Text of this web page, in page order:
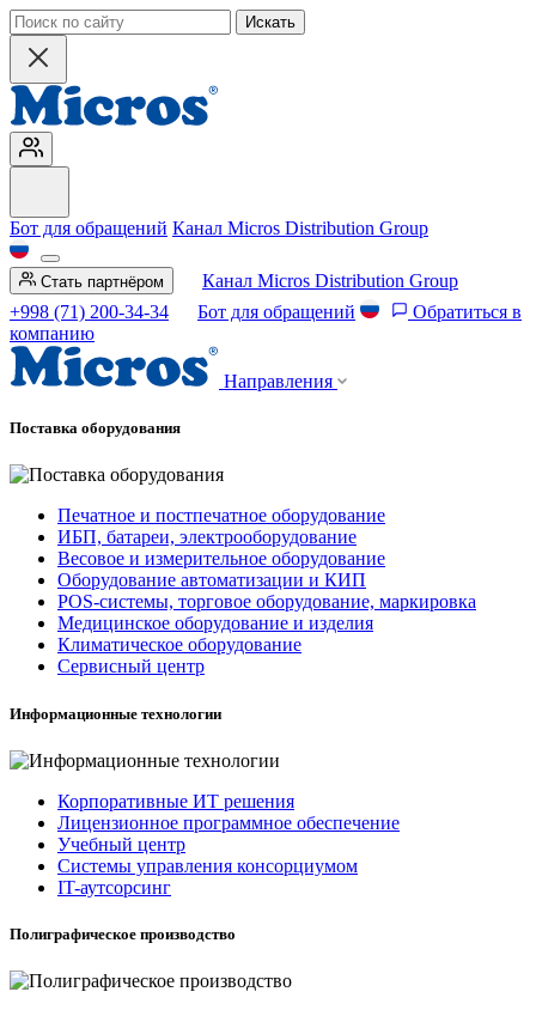
Искать
Бот для обращений Канал Micros Distribution Group
Стать партнёром
Канал Micros Distribution Group
+998 (71) 200-34-34
Бот для обращений
Обратиться в
компанию
Направления
Поставка оборудования
Печатное и постпечатное оборудование
ИБП, батареи, электрооборудование
Весовое и измерительное оборудование
Оборудование автоматизации и КИП
POS-системы, торговое оборудование, маркировка
Медицинское оборудование и изделия
Климатическое оборудование
Сервисный центр
Информационные технологии
Корпоративные ИТ решения
Лицензионное программное обеспечение
Учебный центр
Системы управления консорциумом
IT-аутсорсинг
Полиграфическое производство